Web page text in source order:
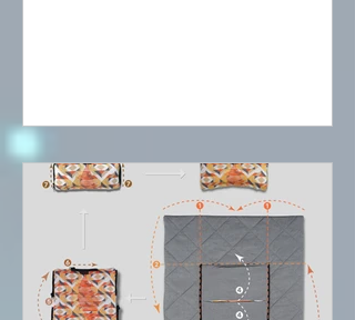
分，我們將舉辦 KnitWarm X Lincoln
Sleepy Kitten 工作坊。 工作坊亮點 投
入創意工作坊，利用 Lincoln Szeto 獨
家 Sleepy Kitten IP 創作獨一無二的
EyeMask 2.0。此工作坊將藝術手繪插
圖與先進智能紡織技術無縫結合，讓您
親手製作個人化傑作。 關於 織暖眼罩